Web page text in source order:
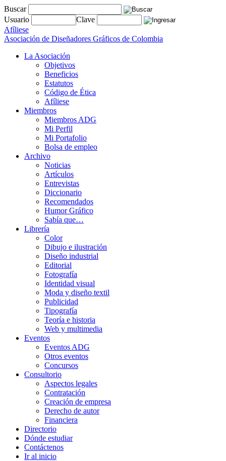
Buscar
Usuario
Clave
Afíliese
Asociación de Diseñadores Gráficos de Colombia
La Asociación
Objetivos
Beneficios
Estatutos
Código de Ética
Afíliese
Miembros
Miembros ADG
Mi Perfil
Mi Portafolio
Bolsa de empleo
Archivo
Noticias
Artículos
Entrevistas
Diccionario
Recomendados
Humor Gráfico
Sabía que…
Librería
Color
Dibujo e ilustración
Diseño industrial
Editorial
Fotografía
Identidad visual
Moda y diseño textil
Publicidad
Tipografía
Teoría e historia
Web y multimedia
Eventos
Eventos ADG
Otros eventos
Concursos
Consultorio
Aspectos legales
Contratación
Creación de empresa
Derecho de autor
Financiera
Directorio
Dónde estudiar
Contáctenos
Ir al inicio